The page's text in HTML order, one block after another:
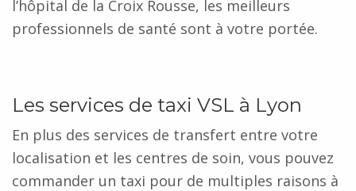
l’hôpital de la Croix Rousse, les meilleurs
professionnels de santé sont à votre portée.
Les services de taxi VSL à Lyon
En plus des services de transfert entre votre
localisation et les centres de soin, vous pouvez
commander un taxi pour de multiples raisons à